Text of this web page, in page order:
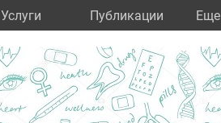
Услуги Публикации Eще